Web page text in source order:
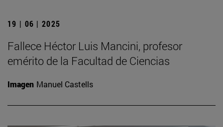
19 | 06 | 2025
Fallece Héctor Luis Mancini, profesor
emérito de la Facultad de Ciencias
Imagen Manuel Castells